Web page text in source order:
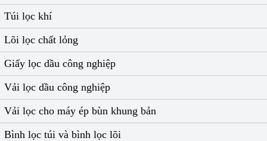
Túi lọc khí
Lõi lọc chất lỏng
Giấy lọc dầu công nghiệp
Vải lọc dầu công nghiệp
Vải lọc cho máy ép bùn khung bản
Bình lọc túi và bình lọc lõi